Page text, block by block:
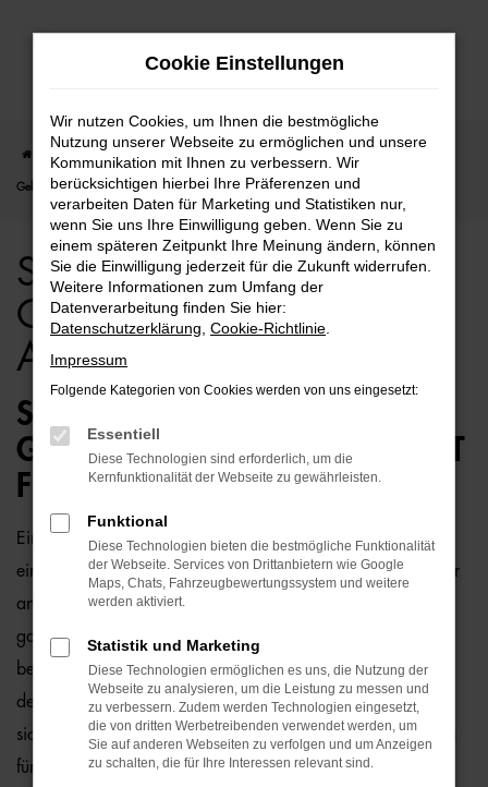
Zum
Startseite Bielefeld Seat Seat Ateca für Bielefeld
Gebrauchtwagen Top Angebote
Seat Ateca für Bielefeld
Gebrauchtwagen Top
Angebote
SEAT ATECA
GEBRAUCHTWAGEN – PERFEKT
FÜR BIELEFELD GEEIGNET
Ein Seat Ateca Gebrauchtwagen und Bielefeld passen
einfach perfekt zusammen. Dies ließe sich natürlich auch für
andere Orte sagen, denn dieses Modell überzeugt auf
ganzer Linie. Wir von der Auto-Familie Ostermaier arbeiten
bereits seit vielen Jahren mit Seat und sind von der Qualität
der Fahrzeuge begeistert. Dennoch gehen wir auf Nummer
sicher und schauen bei jedem Seat Ateca Gebrauchtwagen
für Bielefeld genauestens nach. Konkret bedeutet dies, dass
Cookie Einstellungen
Wir nutzen Cookies, um Ihnen die bestmögliche
Nutzung unserer Webseite zu ermöglichen und unsere
Kommunikation mit Ihnen zu verbessern. Wir
berücksichtigen hierbei Ihre Präferenzen und
verarbeiten Daten für Marketing und Statistiken nur,
wenn Sie uns Ihre Einwilligung geben. Wenn Sie zu
einem späteren Zeitpunkt Ihre Meinung ändern, können
Sie die Einwilligung jederzeit für die Zukunft widerrufen.
Weitere Informationen zum Umfang der
Datenverarbeitung finden Sie hier:
Datenschutzerklärung Cookie-Richtlinie
Impressum
Folgende Kategorien von Cookies werden von uns eingesetzt:
Essentiell
Diese Technologien sind erforderlich, um die
Kernfunktionalität der Webseite zu gewährleisten.
Funktional
Diese Technologien bieten die bestmögliche Funktionalität
der Webseite. Services von Drittanbietern wie Google
Maps, Chats, Fahrzeugbewertungssystem und weitere
werden aktiviert.
Statistik und Marketing
Diese Technologien ermöglichen es uns, die Nutzung der
Webseite zu analysieren, um die Leistung zu messen und
zu verbessern. Zudem werden Technologien eingesetzt,
die von dritten Werbetreibenden verwendet werden, um
Sie auf anderen Webseiten zu verfolgen und um Anzeigen
zu schalten, die für Ihre Interessen relevant sind.